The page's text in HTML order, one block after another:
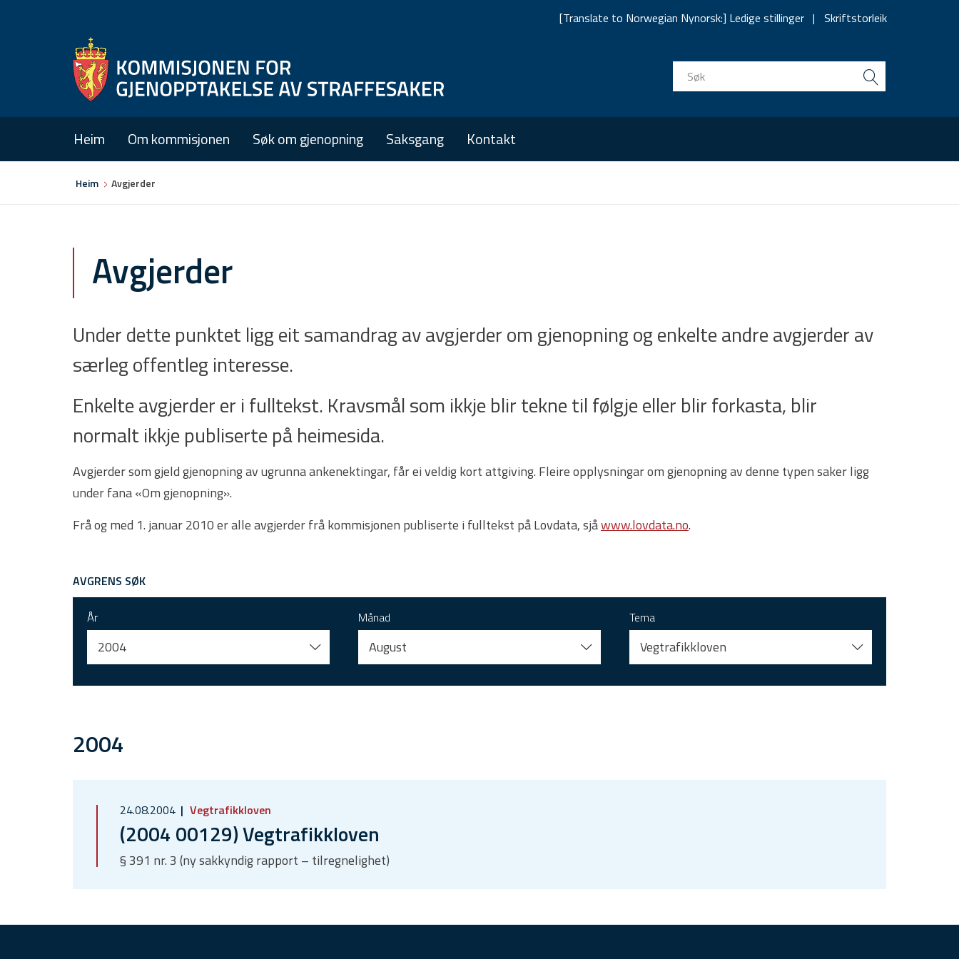
[Translate to Norwegian Nynorsk:] Ledige stillinger Skriftstorleik
Heim Om kommisjonen Søk om gjenopning Saksgang Kontakt
Heim Avgjerder
Avgjerder
Under dette punktet ligg eit samandrag av avgjerder om gjenopning og enkelte andre avgjerder av
særleg offentleg interesse.
Enkelte avgjerder er i fulltekst. Kravsmål som ikkje blir tekne til følgje eller blir forkasta, blir
normalt ikkje publiserte på heimesida.
Avgjerder som gjeld gjenopning av ugrunna ankenektingar, får ei veldig kort attgiving. Fleire opplysningar om gjenopning av denne typen saker ligg
under fana «Om gjenopning».
Frå og med 1. januar 2010 er alle avgjerder frå kommisjonen publiserte i fulltekst på Lovdata, sjåwww.lovdata.no.
AVGRENS SØK
År
2004
Månad
August
Tema
Vegtrafikkloven
2004
24.08.2004 Vegtrafikkloven
(2004 00129) Vegtrafikkloven
§ 391 nr. 3 (ny sakkyndig rapport – tilregnelighet)